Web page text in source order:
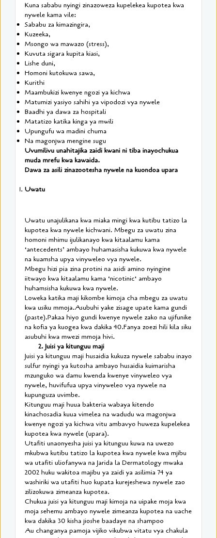
Kuna sababu nyingi zinazoweza kupelekea kupotea kwa
nywele kama vile:
Sababu za kimazingira,
Kuzeeka,
Msongo wa mawazo (stress),
Kuvuta sigara kupita kiasi,
Lishe duni,
Homoni kutokuwa sawa,
Kurithi
Maambukizi kwenye ngozi ya kichwa
Matumizi yasiyo sahihi ya vipodozi vya nywele
Baadhi ya dawa za hospitali
Matatizo katika kinga ya mwili
Upungufu wa madini chuma
Na magonjwa mengine sugu
Uvumilivu unahitajika zaidi kwani ni tiba inayochukua
muda mrefu kwa kawaida.
Dawa za asili zinazootesha nywele na kuondoa upara
Uwatu
Uwatu unajulikana kwa miaka mingi kwa kutibu tatizo la
kupotea kwa nywele kichwani. Mbegu za uwatu zina
homoni mhimu ijulikanayo kwa kitaalamu kama
‘antecedents’ ambayo huhamasisha kukuwa kwa nywele
na kuamsha upya vinyweleo vya nywele.
Mbegu hizi pia zina protini na asidi amino nyingine
iitwayo kwa kitaalamu kama ‘nicotinic‘ ambayo
huhamsisha kukuwa kwa nywele.
Loweka katika maji kikombe kimoja cha mbegu za uwatu
kwa usiku mmoja.Asubuhi yake zisage upate kama gundi
(paste).Pakaa hiyo gundi kwenye nywele zako na ujifunike
na kofia ya kuogea kwa dakika 40.Fanya zoezi hili kila siku
asubuhi kwa mwezi mmoja hivi.
2. Juisi ya kitunguu maji
Juisi ya kitunguu maji husaidia kukuza nywele sababu inayo
sulfur nyingi ya kutosha ambayo husaidia kuimarisha
mzunguko wa damu kwenda kwenye vinyweleo vya
nywele, huvifufua upya vinyweleo vya nywele na
kupunguza uvimbe.
Kitunguu maji huua bakteria wabaya kitendo
kinachosadia kuua vimelea na wadudu wa magonjwa
kwenye ngozi ya kichwa vitu ambavyo huweza kupelekea
kupotea kwa nywele (upara).
Utafiti unaonyesha juisi ya kitunguu kuwa na uwezo
mkubwa kutibu tatizo la kupotea kwa nywele kwa mjibu
wa utafiti uliofanywa na Jarida la Dermatology mwaka
2002 huku wakitoa majibu ya zaidi ya asilimia 74 ya
washiriki wa utafiti huo kupata kurejeshewa nywele zao
zilizokuwa zimeanza kupotea.
Chukua juisi ya kitunguu maji kimoja na uipake moja kwa
moja sehemu ambayo nywele zimeanza kupotea na uache
kwa dakika 30 kisha jioshe baadaye na shampoo
Au changanya pamoja vijiko vikubwa vitatu vya chakula